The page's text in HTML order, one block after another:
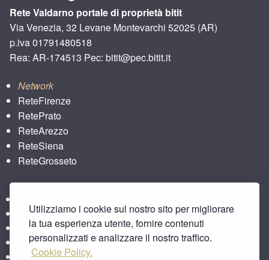
Utilizziamo i cookie sul nostro sito per migliorare
la tua esperienza utente, fornire contenuti
personalizzati e analizzare il nostro traffico.
Cookie Policy.
Rete Valdarno portale di proprietà bitit
Via Venezia, 32 Levane Montevarchi 52025 (AR)
p.iva 01791480518
Rea: AR-174513 Pec: bitit@pec.bitit.it
Network
ReteFirenze
RetePrato
ReteArezzo
ReteSiena
ReteGrosseto
ReteLpisa
ReteLlivorno
bitbar
Agriturismo e Toscana